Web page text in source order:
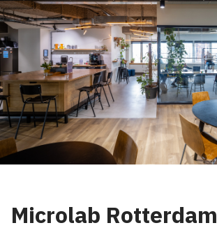
Microlab Rotterdam